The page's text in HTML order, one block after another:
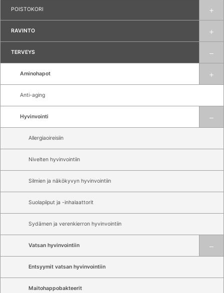
POISTOKORI
RAVINTO
TERVEYS
Aminohapot
Anti-aging
Hyvinvointi
Allergiaoireisiin
Nivelten hyvinvointiin
Silmien ja näkökyvyn hyvinvointiin
Suolapiiput ja -inhalaattorit
Sydämen ja verenkierron hyvinvointiin
Vatsan hyvinvointiin
Entsyymit vatsan hyvinvointiin
Maitohappobakteerit